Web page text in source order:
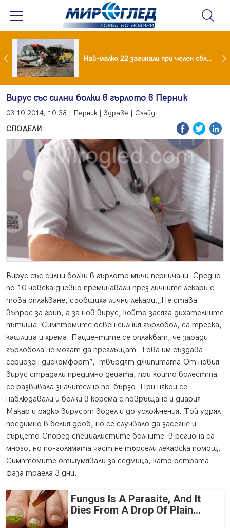
споразумение със САЩ , но без компромиси Най-малко 22 загинали при челен сблъсък между два автобуса
Вирус със силни болки в гърлото в Перник
03.10.2014, 10:38 | Перник | Здраве | Слайд
СПОДЕЛИ:
Вирус със силни болки в гърлото мъчи перничани. Средно
по 10 човека дневно преминавали през личните лекари с
това оплакване, съобщиха лични лекари.„Не става
въпрос за грип, а за нов вирус, който засяга дихателните
пътища. Симптомите освен силния гърлобол, са треска,
кашлица и хрема. Пациентите се оплакват, че заради
гърлобола не могат да преглъщат. Това им създава
сериозен дискомфорт”, твърдят джипитата.От новия
вирус страдали предимно децата, при които болестта
се развивала значително по-бързо. При някои се
наблюдавали и болки в корема с повръщане и диария.
Макар и рядко вирусът водел и до усложнения. Той удрял
предимно в белия дроб, но се случвало да засегне и
сърцето.Според специалистите болните в региона са
много, но по-голямата част не търсели лекарска помощ.
Симптомите отшумявали за седмица, като острата
фаза траела 3 дни.
Fungus Is A Parasite, And It
Dies From A Drop Of Plain...